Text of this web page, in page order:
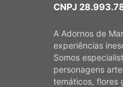
CNPJ
A Adornos de
experiências
Somos
personagens
temáticos, flores